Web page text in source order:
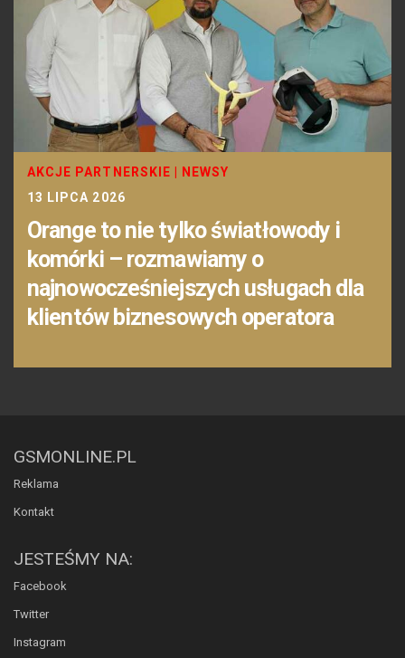
AKCJE PARTNERSKIE
NEWSY
13 LIPCA 2026
Orange to nie tylko światłowody i
komórki – rozmawiamy o
najnowocześniejszych usługach dla
klientów biznesowych operatora
GSMONLINE.PL
Reklama
Kontakt
JESTEŚMY NA:
Facebook
Twitter
Instagram